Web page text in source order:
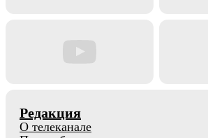
Редакция
О телеканале